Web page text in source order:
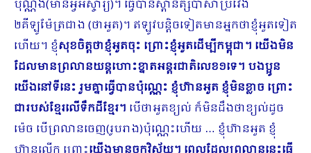
ប៉ុណ្ណឹង(មានអ្វីអស្ចារ្យ)។ ធ្វើបានស្ពានត្សឹបាសាប្រវែង
២គីឡូម៉ែត្រជាង (ថាអួត)។ ឥឡូវបន្តិចទៀតមានអ្នកថាខ្ញុំអួតទៀត
ហើយ។ ខ្ញុំសុខចិត្តថាខ្ញុំអួតចុះ ព្រោះខ្ញុំអួតដើម្បីកម្ពុជា។ យើងមិន
ដែលមានព្រលានយន្តហោះខ្នាតអន្តរជាតិលេខ១ទេ។ ​បងប្អូន
យើងនៅទីនេះ រួមគ្នាធ្វើបានប៉ុណ្ណេះ ខ្ញុំហ៊ានអួត ខ្ញុំមិនខ្លាច ព្រោះ
ជារបស់ខ្មែរលើទឹកដីខ្មែរ។ បើថាអួតខ្យល់ ក៏មិនដឹងថាខ្យល់ដូច
ម៉េច បើព្រលានចេញ(រូបរាង)ប៉ុណ្ណេះហើយ … ខ្ញុំហ៊ានអួត ខ្ញុំ